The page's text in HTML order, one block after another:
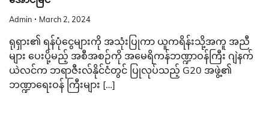
Admin March 2, 2024
ရုရှား၏ ရန်ပုံငွေများကို အသုံးပြုကာ ယူကရိန်းသို့အကူ အညီ
များ ပေးပို့မည့် အစီအစဉ်ကို အမေရိကန်ဘဏ္ဍာဝန်ကြီး ဂျဲနက်
ယဲလင်က ဘရာဇီးလ်နိုင်ငံတွင် ပြုလုပ်သည့် G20 အဖွဲ့၏
ဘဏ္ဍာရေးဝန် ကြီးများ […]